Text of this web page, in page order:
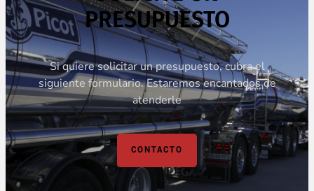
PRESUPUESTO
Si quiere solicitar un presupuesto, cubra el
siguiente formulario. Estaremos encantados de
atenderle
CONTACTO